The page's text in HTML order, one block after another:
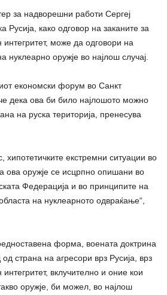
за надворешни работи Сергеј
Русија, како одговор на заканите за
интегритет, може да одговори на
нуклеарно оружје во најлош случај.
економски форум во Санкт
дека ова би било најлошото можно
на руска територија, пренесува
хипотетичките екстремни ситуации во
ова оружје се исцрпно опишани во
Федерација и во принципите на
на нуклеарното одвраќање“,
форма, воената доктрина
страна на агресори врз Русија, врз
интегритет, вклучително и оние кои
оружје, би можел, во најлош